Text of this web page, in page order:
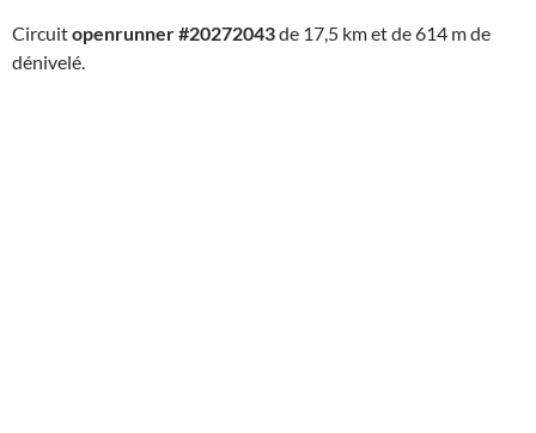
Circuitopenrunner #20272043de 17,5 km et de 614 m de
dénivelé.